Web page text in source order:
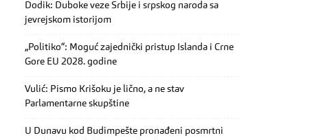
Dodik: Duboke veze Srbije i srpskog naroda sa
jevrejskom istorijom
„Politiko“: Moguć zajednički pristup Islanda i Crne
Gore EU 2028. godine
Vulić: Pismo Krišoku je lično, a ne stav
Parlamentarne skupštine
U Dunavu kod Budimpešte pronađeni posmrtni